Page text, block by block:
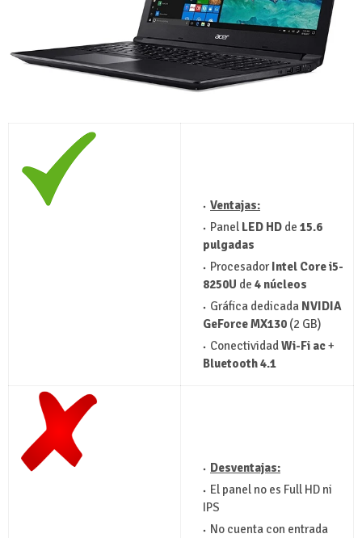
Ventajas:
Panel LED HD de 15.6
pulgadas
Procesador Intel Core i5-
8250U de 4 núcleos
Gráfica dedicada NVIDIA
GeForce MX130 (2 GB)
ConectividadWi-Fi ac+
Bluetooth 4.1
Desventajas:
El panel no es Full HD ni
IPS
No cuenta con entrada